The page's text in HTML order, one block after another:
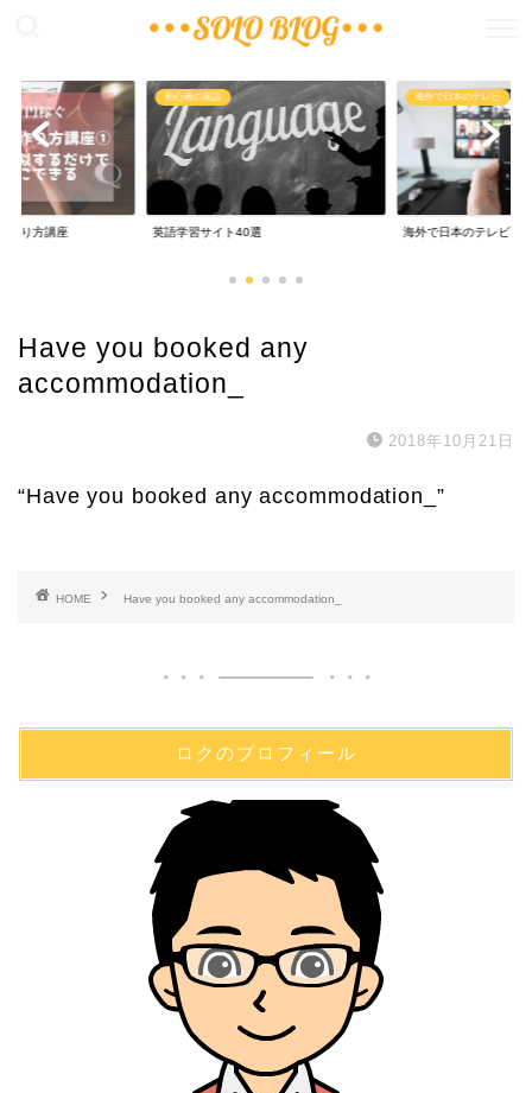
作り方講座
初心者の英語
英語学習サイト40選
海外で日本のテレビ
海外で日本のテレビ
Have you booked any
accommodation_
2018年10月21日
“Have you booked any accommodation_”
HOME Have you booked any accommodation_
ロクのプロフィール